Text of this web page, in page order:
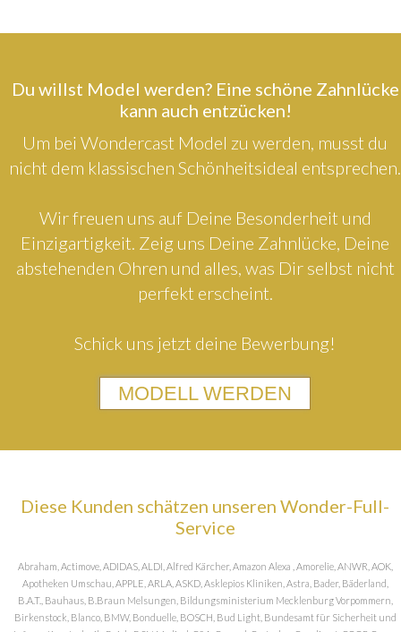
Du willst Model werden? Eine schöne Zahnlücke
kann auch entzücken!
Um bei Wondercast Model zu werden, musst du
nicht dem klassischen Schönheitsideal entsprechen.
Wir freuen uns auf Deine Besonderheit und
Einzigartigkeit. Zeig uns Deine Zahnlücke, Deine
abstehenden Ohren und alles, was Dir selbst nicht
perfekt erscheint.
Schick uns jetzt deine Bewerbung!
MODELL WERDEN
Diese Kunden schätzen unseren Wonder-Full-
Service
Abraham, Actimove, ADIDAS, ALDI, Alfred Kärcher, Amazon Alexa , Amorelie, ANWR, AOK,
Apotheken Umschau, APPLE, ARLA, ASKD, Asklepios Kliniken, Astra, Bader, Bäderland,
B.A.T., Bauhaus, B.Braun Melsungen, Bildungsministerium Mecklenburg Vorpommern,
Birkenstock, Blanco, BMW, Bonduelle, BOSCH, Bud Light, Bundesamt für Sicherheit und